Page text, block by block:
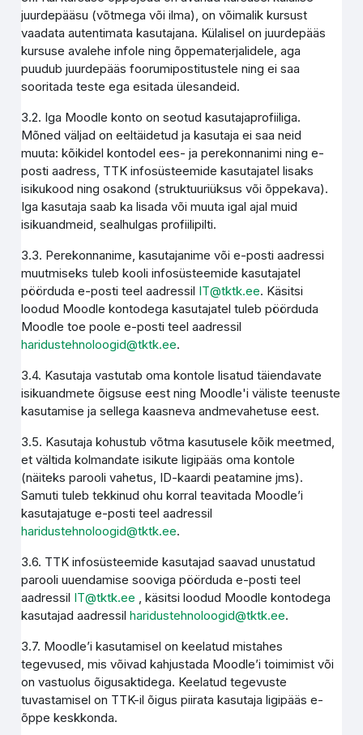
juurdepääsu (võtmega või ilma), on võimalik kursust
vaadata autentimata kasutajana. Külalisel on juurdepääs
kursuse avalehe infole ning õppematerjalidele, aga
puudub juurdepääs foorumipostitustele ning ei saa
sooritada teste ega esitada ülesandeid.
3.2. Iga Moodle konto on seotud kasutajaprofiiliga.
Mõned väljad on eeltäidetud ja kasutaja ei saa neid
muuta: kõikidel kontodel ees- ja perekonnanimi ning e-
posti aadress, TTK infosüsteemide kasutajatel lisaks
isikukood ning osakond (struktuuriüksus või õppekava).
Iga kasutaja saab ka lisada või muuta igal ajal muid
isikuandmeid, sealhulgas profiilipilti.
3.3. Perekonnanime, kasutajanime või e-posti aadressi
muutmiseks tuleb kooli infosüsteemide kasutajatel
pöörduda e-posti teel aadressil IT@tktk.ee. Käsitsi
loodud Moodle kontodega kasutajatel tuleb pöörduda
Moodle toe poole e-posti teel aadressil
haridustehnoloogid@tktk.ee.
3.4. Kasutaja vastutab oma kontole lisatud täiendavate
isikuandmete õigsuse eest ning Moodle'i väliste teenuste
kasutamise ja sellega kaasneva andmevahetuse eest.
3.5. Kasutaja kohustub võtma kasutusele kõik meetmed,
et vältida kolmandate isikute ligipääs oma kontole
(näiteks parooli vahetus, ID-kaardi peatamine jms).
Samuti tuleb tekkinud ohu korral teavitada Moodle’i
kasutajatuge e-posti teel aadressil
haridustehnoloogid@tktk.ee.
3.6. TTK infosüsteemide kasutajad saavad unustatud
parooli uuendamise sooviga pöörduda e-posti teel
aadressil IT@tktk.ee , käsitsi loodud Moodle kontodega
kasutajad aadressilharidustehnoloogid@tktk.ee.
3.7. Moodle’i kasutamisel on keelatud mistahes
tegevused, mis võivad kahjustada Moodle’i toimimist või
on vastuolus õigusaktidega. Keelatud tegevuste
tuvastamisel on TTK-il õigus piirata kasutaja ligipääs e-
õppe keskkonda.